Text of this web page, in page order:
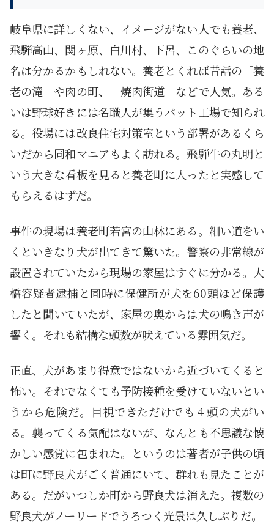
岐阜県に詳しくない、イメージがない人でも養老、
飛騨高山、関ヶ原、白川村、下呂、このぐらいの地
名は分かるかもしれない。養老とくれば昔話の「養
老の滝」や肉の町、「焼肉街道」などで人気。ある
いは野球好きには名職人が集うバット工場で知られ
る。役場には改良住宅対策室という部署があるくら
いだから同和マニアもよく訪れる。飛騨牛の丸明と
いう大きな看板を見ると養老町に入ったと実感して
もらえるはずだ。
事件の現場は養老町若宮の山林にある。細い道をい
くといきなり犬が出てきて驚いた。警察の非常線が
設置されていたから現場の家屋はすぐに分かる。大
橋容疑者逮捕と同時に保健所が犬を60頭ほど保護
したと聞いていたが、家屋の奥からは犬の鳴き声が
響く。それも結構な頭数が吠えている雰囲気だ。
正直、犬があまり得意ではないから近づいてくると
怖い。それでなくても予防接種を受けていないとい
うから危険だ。目視できただけでも４頭の犬がい
る。襲ってくる気配はないが、なんとも不思議な懐
かしい感覚に包まれた。というのは著者が子供の頃
は町に野良犬がごく普通にいて、群れも見たことが
ある。だがいつしか町から野良犬は消えた。複数の
野良犬がノーリードでうろつく光景は久しぶりだ。